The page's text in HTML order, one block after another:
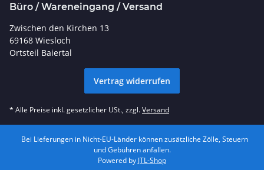
Büro / Wareneingang / Versand
Zwischen den Kirchen 13
69168 Wiesloch
Ortsteil Baiertal
Vertrag widerrufen
* Alle Preise inkl. gesetzlicher USt., zzgl.Versand
Bei Lieferungen in Nicht-EU-Länder können zusätzliche Zölle, Steuern
und Gebühren anfallen.
Powered by JTL-Shop